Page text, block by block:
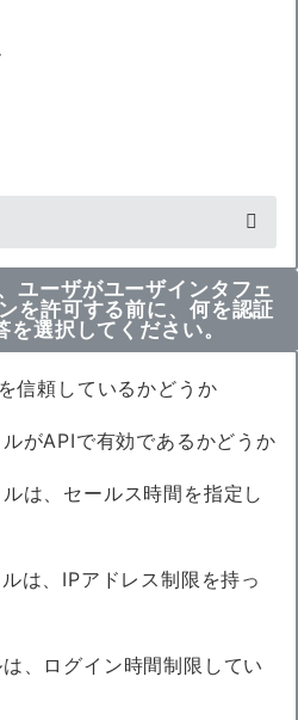
ーザがユーザインタフェ
を許可する前に、何を認証
選択してください。
信頼しているかどうか
がAPIで有効であるかどうか
は、セールス時間を指定し
は、IPアドレス制限を持っ
、ログイン時間制限してい